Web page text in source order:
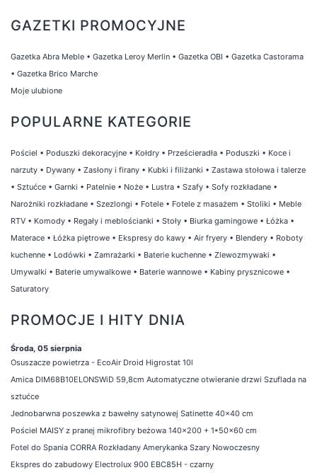
GAZETKI PROMOCYJNE
Gazetka Abra Meble • Gazetka Leroy Merlin • Gazetka OBI • Gazetka Castorama
• Gazetka Brico Marche
Moje ulubione
POPULARNE KATEGORIE
Pościel • Poduszki dekoracyjne • Kołdry • Prześcieradła • Poduszki • Koce i
narzuty • Dywany • Zasłony i firany • Kubki i filiżanki • Zastawa stołowa i talerze
• Sztućce • Garnki • Patelnie • Noże • Lustra • Szafy • Sofy rozkładane •
Narożniki rozkładane • Szezlongi • Fotele • Fotele z masażem • Stoliki • Meble
RTV • Komody • Regały i meblościanki • Stoły • Biurka gamingowe • Łóżka •
Materace • Łóżka piętrowe • Ekspresy do kawy • Air fryery • Blendery • Roboty
kuchenne • Lodówki • Zamrażarki • Baterie kuchenne • Zlewozmywaki •
Umywalki • Baterie umywalkowe • Baterie wannowe • Kabiny prysznicowe •
Saturatory
PROMOCJE I HITY DNIA
Środa, 05 sierpnia
Osuszacze powietrza - EcoAir Droid Higrostat 10l
Amica DIM68B10ELONSWiD 59,8cm Automatyczne otwieranie drzwi Szuflada na
sztućce
Jednobarwna poszewka z bawełny satynowej Satinette 40x40 cm
Pościel MAISY z pranej mikrofibry beżowa 140x200 + 1*50x60 cm
Fotel do Spania CORRA Rozkładany Amerykanka Szary Nowoczesny
Ekspres do zabudowy Electrolux 900 EBC85H - czarny